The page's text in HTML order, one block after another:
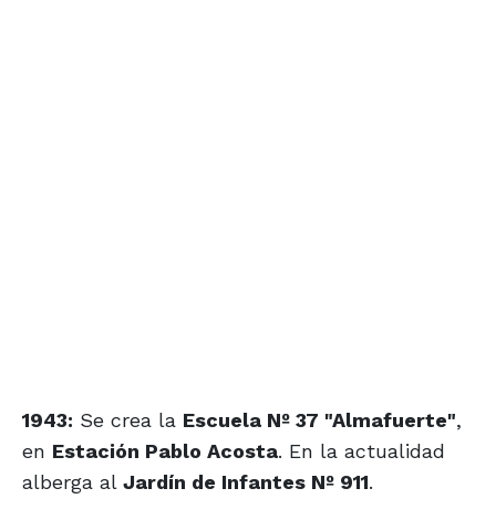
1943: Se crea la Escuela Nº 37 "Almafuerte",
en Estación Pablo Acosta. En la actualidad
alberga al Jardín de Infantes Nº 911.